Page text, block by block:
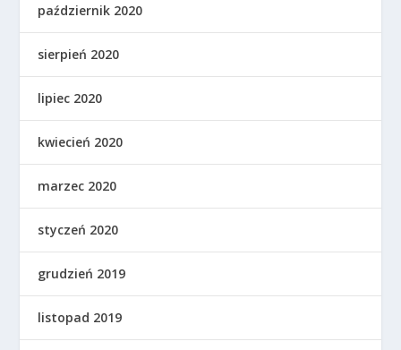
październik 2020
sierpień 2020
lipiec 2020
kwiecień 2020
marzec 2020
styczeń 2020
grudzień 2019
listopad 2019